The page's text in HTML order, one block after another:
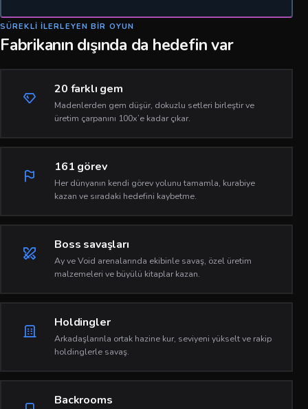
SÜREKLI ILERLEYEN BIR OYUN
Fabrikanın dışında da hedefin var
20 farklı gem
Madenlerden gem düşür, dokuzlu setleri birleştir ve
üretim çarpanını 100x’e kadar çıkar.
161 görev
Her dünyanın kendi görev yolunu tamamla, kurabiye
kazan ve sıradaki hedefini kaybetme.
Boss savaşları
Ay ve Void arenalarında ekibinle savaş, özel üretim
malzemeleri ve büyülü kitaplar kazan.
Holdingler
Arkadaşlarınla ortak hazine kur, seviyeni yükselt ve rakip
holdinglerle savaş.
Backrooms